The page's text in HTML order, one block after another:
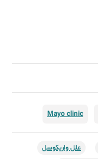
Mayo clinic
علل واریکوسل